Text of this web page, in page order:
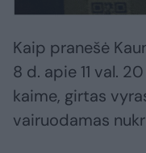
Kaip pranešė
8 d. apie 11 val.
kaime, girtas
vairuodamas